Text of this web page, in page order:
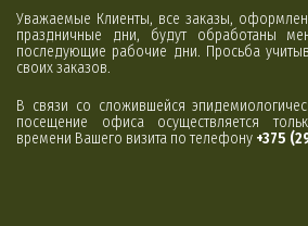
Уважаемые Клиенты, все заказы,
праздничные дни, будут обработаны
последующие рабочие дни. Просьба
своих заказов.
В связи со сложившейся
посещение офиса осуществляется
времени Вашего визита по телефону +375